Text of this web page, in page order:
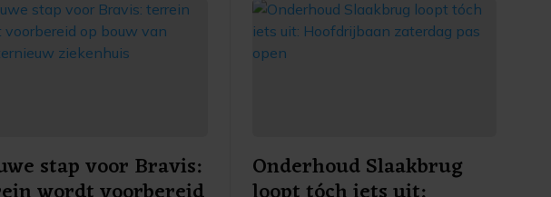
stap voor Bravis: Onderhoud Slaakbrug